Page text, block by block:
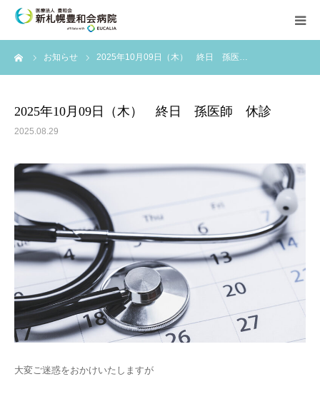
お知らせ 2025年10月09日（木） 終日 孫医…
2025年10月09日（木） 終日 孫医師 休診
2025.08.29
大変ご迷惑をおかけいたしますが
外来案内
新着情報
当院について
採用情報